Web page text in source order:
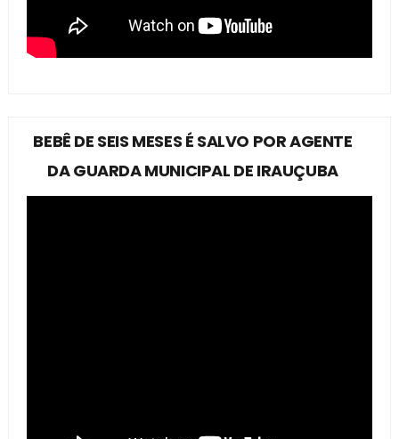
BEBÊ DE SEIS MESES É SALVO POR AGENTE
DA GUARDA MUNICIPAL DE IRAUÇUBA